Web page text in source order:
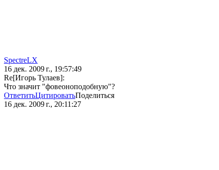
SpectreLX
16 дек. 2009 г., 19:57:49
Re[Игорь Тулаев]:
Что значит "фовеоноподобную"?
ОтветитьЦитироватьПоделиться
16 дек. 2009 г., 20:11:27